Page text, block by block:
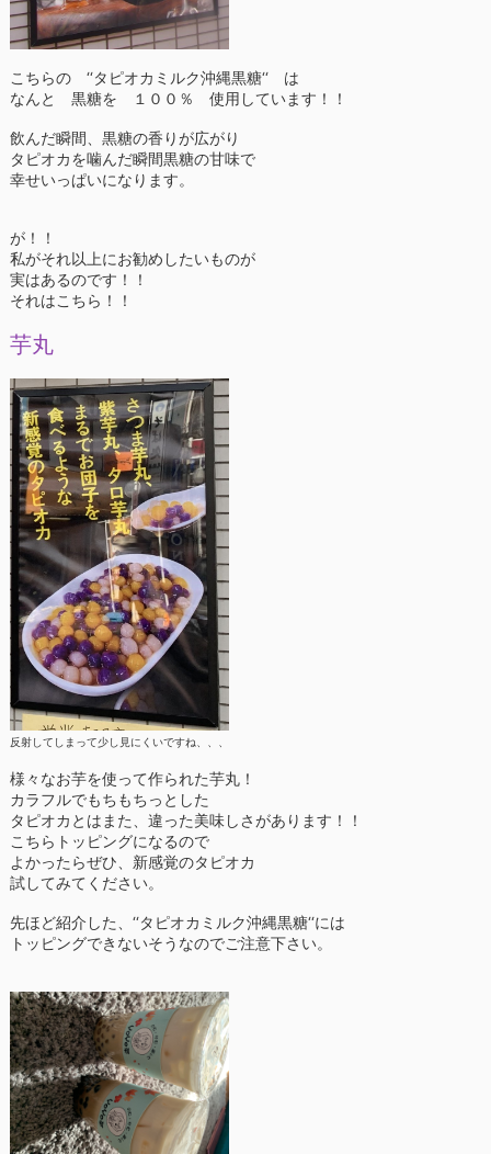
こちらの ‘‘タピオカミルク沖縄黒糖‘‘ は
なんと 黒糖を １００％ 使用しています！！
飲んだ瞬間、黒糖の香りが広がり
タピオカを噛んだ瞬間黒糖の甘味で
幸せいっぱいになります。
が！！
私がそれ以上にお勧めしたいものが
実はあるのです！！
それはこちら！！
芋丸
反射してしまって少し見にくいですね、、、
様々なお芋を使って作られた芋丸！
カラフルでもちもちっとした
タピオカとはまた、違った美味しさがあります！！
こちらトッピングになるので
よかったらぜひ、新感覚のタピオカ
試してみてください。
先ほど紹介した、‘‘タピオカミルク沖縄黒糖‘‘には
トッピングできないそうなのでご注意下さい。